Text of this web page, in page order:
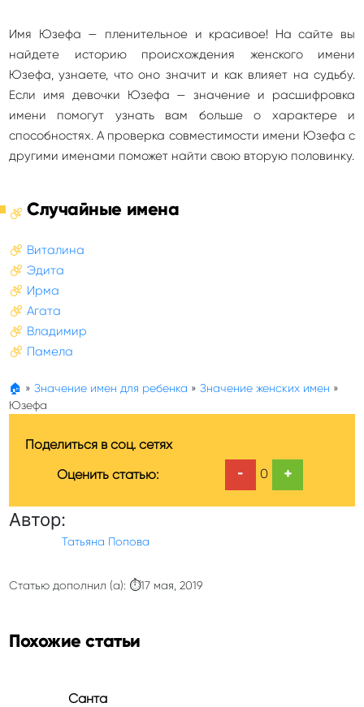
Имя Юзефа — пленительное и красивое! На сайте вы
найдете историю происхождения женского имени
Юзефа, узнаете, что оно значит и как влияет на судьбу.
Если имя девочки Юзефа — значение и расшифровка
имени помогут узнать вам больше о характере и
способностях. А проверка совместимости имени Юзефа с
другими именами поможет найти свою вторую половинку.
Случайные имена
Виталина
Эдита
Ирма
Агата
Владимир
Памела
🏠 » Значение имен для ребенка » Значение женских имен »
Юзефа
Поделиться в соц. сетях
Оценить статью:
- 0 +
Автор:
Татьяна Попова
Статью дополнил (а): ⏱17 мая, 2019
Похожие статьи
Санта